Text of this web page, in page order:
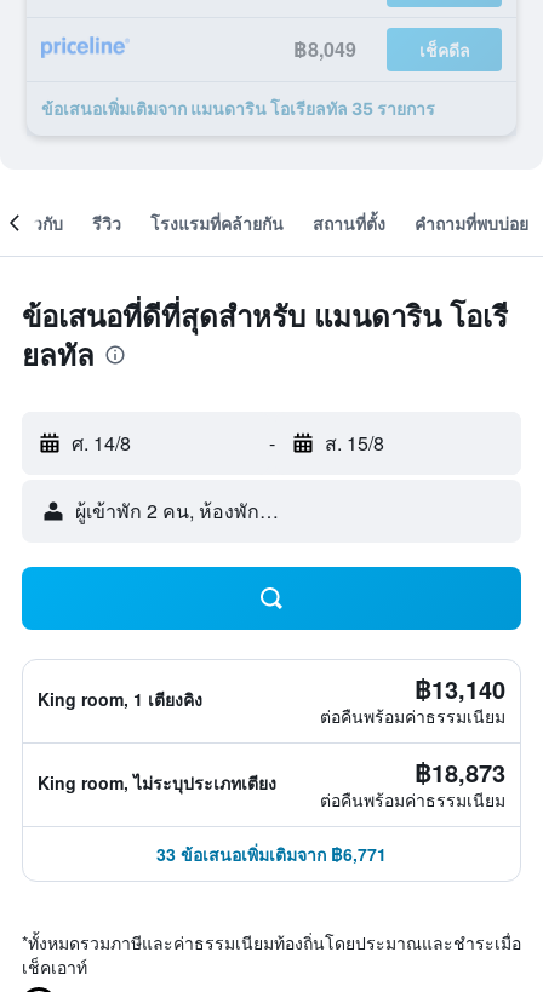
฿8,049 เช็คดีล
ข้อเสนอเพิ่มเติมจาก แมนดาริน โอเรียลทัล 35 รายการ
เกี่ยวกับ รีวิว โรงแรมที่คล้ายกัน สถานที่ตั้ง คำถามที่พบบ่อย
ข้อเสนอที่ดีที่สุดสำหรับ แมนดาริน โอเรี
ยลทัล
ศ. 14/8 - ส. 15/8
ผู้เข้าพัก 2 คน, ห้องพัก 1 ห้อง
King room, 1 เตียงคิง ฿13,140
ต่อคืนพร้อมค่าธรรมเนียม
King room, ไม่ระบุประเภทเตียง ฿18,873
ต่อคืนพร้อมค่าธรรมเนียม
33 ข้อเสนอเพิ่มเติมจาก ฿6,771
*ทั้งหมดรวมภาษีและค่าธรรมเนียมท้องถิ่นโดยประมาณและชำระเมื่อ
เช็คเอาท์